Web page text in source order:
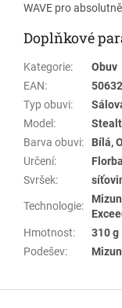
WAVE pro
Doplňkové
Kategorie:
Obuv
EAN:
Typ obuvi:
Model :
Barva obuvi:
Bílá,
Určení:
Svršek:
Technologie:
Hmotnost:
310 g
Podešev:
Z